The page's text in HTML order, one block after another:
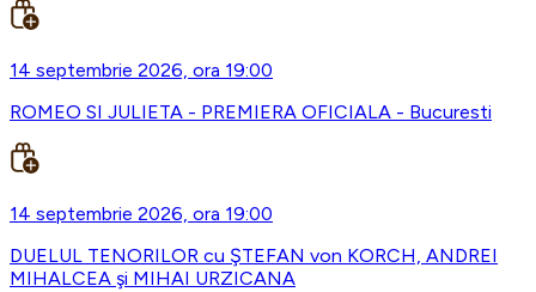
14 septembrie 2026, ora 19:00
ROMEO SI JULIETA - PREMIERA OFICIALA - Bucuresti
14 septembrie 2026, ora 19:00
DUELUL TENORILOR cu ŞTEFAN von KORCH, ANDREI
MIHALCEA şi MIHAI URZICANA